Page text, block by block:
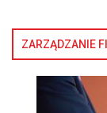
ZARZĄDZANIE